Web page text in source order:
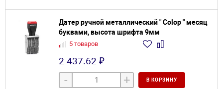
Датер ручной металлический " Colop " месяц
буквами, высота шрифта 9мм
5 товаров
2 437.62 ₽
- + В КОРЗИНУ